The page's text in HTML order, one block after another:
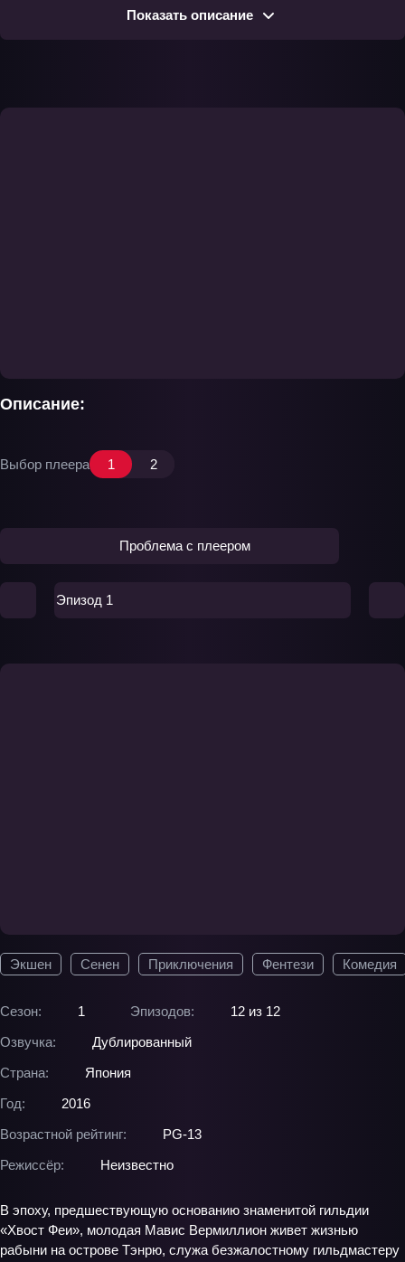
Экшен Сенен Приключения Фентези Комедия
Сезон: 1 Эпизодов:
12 из 12
Озвучка:
Дублированный
Страна:
Япония
Год:
2016
Возрастной рейтинг:
PG-13
Режиссёр:
Неизвестно
Описание:
В эпоху, предшествующую основанию знаменитой гильдии
«Хвост Феи», молодая Мавис Вермиллион живет жизнью
рабыни на острове Тэнрю, служа безжалостному гильдмастеру
силу дружбы. С каждой серией, представленной в высоком
легенды «Хвост Феи», доступные для просмотра бесплатно и
Показать описание
Выбор плеера 1 2
Проблема с плеером
Эпизод 1